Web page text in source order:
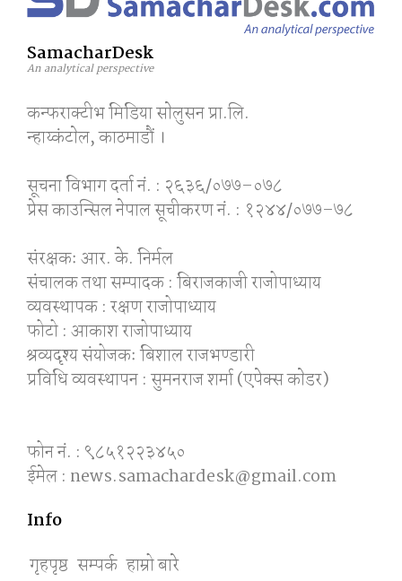
SamacharDesk
An analytical perspective
कन्फराक्टीभ मिडिया साेलुसन प्रा.लि.
न्हाय्कंटाेल, काठमाडाैं ।
सूचना विभाग दर्ता नं. : २६३६/०७७–०७८
प्रेस काउन्सिल नेपाल सूचीकरण नं. : १२४४/०७७–७८
संरक्षकः आर. के. निर्मल
संचालक तथा सम्पादक : बिराजकाजी राजोपाध्याय
व्यवस्थापक : रक्षण राजोपाध्याय
फोटो : आकाश राजोपाध्याय
श्रव्यदृश्य संयोजकः बिशाल राजभण्डारी
प्रविधि व्यवस्थापन : सुमनराज शर्मा (एपेक्स काेडर)
फोन नं. : ९८५१२२३४५०
ईमेल : news.samachardesk@gmail.com
Info
गृहपृष्ठ सम्पर्क हाम्रो बारे